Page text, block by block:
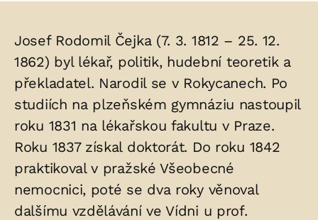
Životopis
osoby/osob
uložených
v
hrobu:
Josef Rodomil Čejka (7. 3. 1812 – 25. 12.
1862) byl lékař, politik, hudební teoretik a
překladatel. Narodil se v Rokycanech. Po
studiích na plzeňském gymnáziu nastoupil
roku 1831 na lékařskou fakultu v Praze.
Roku 1837 získal doktorát. Do roku 1842
praktikoval v pražské Všeobecné
nemocnici, poté se dva roky věnoval
dalšímu vzdělávání ve Vídni u prof.